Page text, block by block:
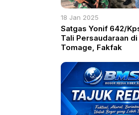
18 Jan 2025
Satgas Yonif 642/
Tali Persaudaraan
Tomage, Fakfak